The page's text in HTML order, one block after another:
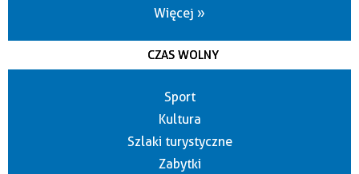
Więcej »
CZAS WOLNY
Sport
Kultura
Szlaki turystyczne
Zabytki